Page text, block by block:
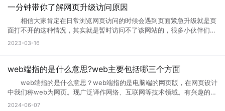
次，通过以上方式就可以打开需要访问的页面。 页面访问升级出
错? 有几个情况会导致这个现象出现： 1.你的网速过慢，网页代
码没有完全下载就运行了，导致不完整，当然就错误了。请刷新。 2.
器。 4.你的IE浏览器缓存出错，请右键点击桌面IE浏览器，选择属
性，在常规页面里，点击删除文件这个按钮，选择全部删除，并且点击删
分代码没有完全下载就提示浏览器完毕，导致错误。 你可以多刷新，或
者换一个网速比较好的时候访问(前提是这个网站是个大网站，不会出现
问题2) 6.qq空间目前在升级5.0版本，会出现一点小问题..请不用担
到的响应无效或不完整。通常，这种情况发生在文件太大或处理速度太慢
被发送到它的代理服务器。如果代理服务器在尝试访问网站时无法从上游
服务器获取完整的响应，则会生成502错误代码。 502错误代码通常
是由代理服务器、网关或负载均衡器等设备导致的，而不是由您的计算机
或网络连接引起的。这意味着您只能为自己的网络连接做些有限的调整，
游服务器返回的响应无效或不完整 当请求通过代理服务器到达上游服
务器时，服务器有时会出现响应故障。这可能是因为服务器正在忙于处理
请求，或者因为出现其他问题造成了响应不完整。如果代理服务器无法从
一分钟带你了解网页升级访问原因
相信大家肯定在日常浏览网页访问的时候会遇到页面紧急升级就是页
面打不开的这种情况，其实就是暂时访问不了该网站的，很多小伙伴们搞
不清楚网页升级访问是什么意思，也不知道网页升级访问原因?其实这种
小编一起来详细了解下吧! 网页升级访问是什么意思? 所谓的网页
问等操作，一般来说互联网的网页使用过程中会出现各种问题的，网页建
设者们会通过升级访问提升网页的流畅度，让大家后续访问过程中更加顺
畅。 网页升级访问升级原因 1、 每个网站的站长都是希望把自己
2023-03-16
web端指的是什么意思?web主要包括哪三个方面
web端指的是什么意思？web端指的是电脑端的网页版，在网页设计
中我们称web为网页。现广泛译作网络、互联网等技术领域。有兴趣的小
伙伴赶紧跟着小编一起学习下。 web端指的是什么意思？ “Web
2024-06-07